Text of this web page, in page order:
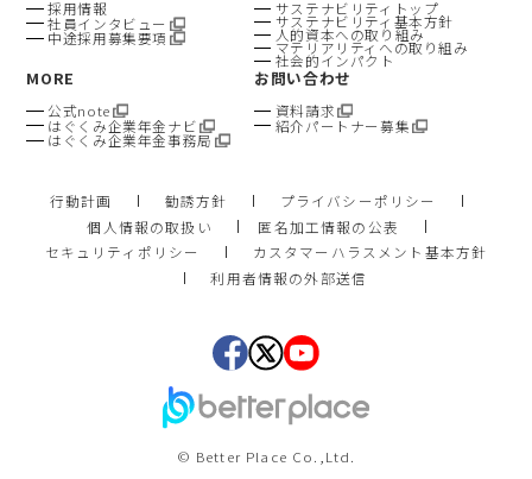
採用情報
社員インタビュー
中途採用募集要項
サステナビリティトップ
サステナビリティ基本方針
人的資本への取り組み
マテリアリティへの取り組み
社会的インパクト
MORE
公式note
はぐくみ企業年金ナビ
はぐくみ企業年金事務局
お問い合わせ
資料請求
紹介パートナー募集
行動計画 勧誘方針
プライバシーポリシー
個人情報の取扱い
匿名加工情報の公表
セキュリティポリシー
カスタマーハラスメント基本方針
利用者情報の外部送信
© Better Place Co.,Ltd.